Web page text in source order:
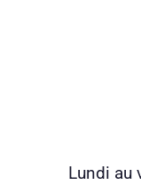
Lundi au